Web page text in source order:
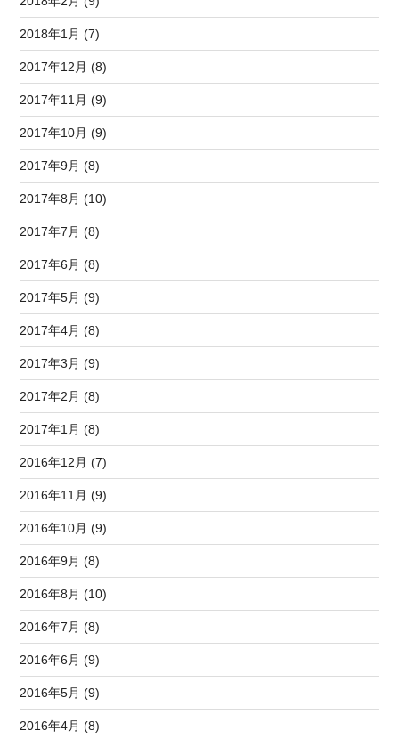
2018年1月 (7)
2017年12月 (8)
2017年11月 (9)
2017年10月 (9)
2017年9月 (8)
2017年8月 (10)
2017年7月 (8)
2017年6月 (8)
2017年5月 (9)
2017年4月 (8)
2017年3月 (9)
2017年2月 (8)
2017年1月 (8)
2016年12月 (7)
2016年11月 (9)
2016年10月 (9)
2016年9月 (8)
2016年8月 (10)
2016年7月 (8)
2016年6月 (9)
2016年5月 (9)
2016年4月 (8)